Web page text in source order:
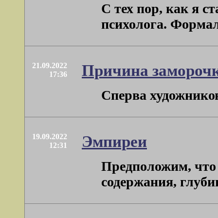
С тех пор, как я
психолога.
21.09.2022
17:36
Причина
Сперва
19.09.2022
12:31
Эмпиреи
Предположим, что
содержания,